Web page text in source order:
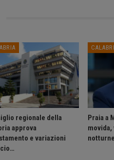
regionale della
approva
e variazioni
Praia a